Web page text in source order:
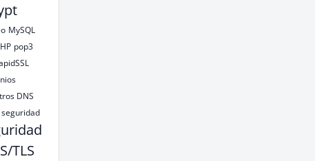
MySQL
pop3
DNS
TLS